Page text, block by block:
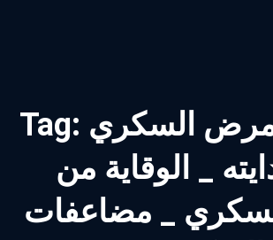
Tag: السكري
_ الوقاية من
_ مضاعفات